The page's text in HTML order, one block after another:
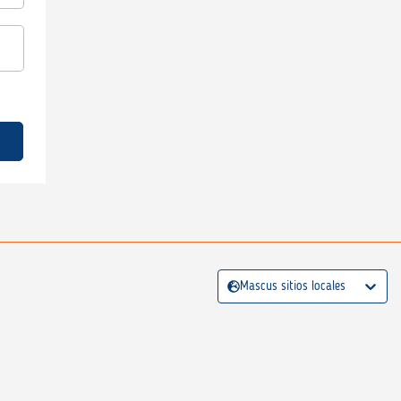
Mascus sitios locales